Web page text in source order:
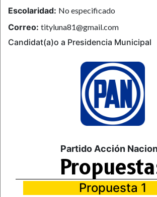
Escolaridad: No especificado
Correo: tityluna81@gmail.com
Candidat(a)o a Presidencia Municipal
Partido Acción
Propuesta 1